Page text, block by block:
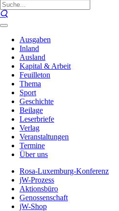
Ausgaben
Inland
Ausland
Kapital & Arbeit
Feuilleton
Thema
Sport
Geschichte
Beilage
Leserbriefe
Verlag
Veranstaltungen
Termine
Über uns
Rosa-Luxemburg-Konferenz
jW-Prozess
Aktionsbüro
Genossenschaft
jW-Shop